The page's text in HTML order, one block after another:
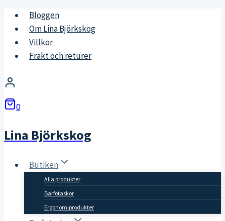
Skip
content
Bloggen
Om Lina Björkskog
Villkor
Frakt och returer
0
Lina Björkskog
Butiken
Alla produkter
Barfotaskor
Ergonomiprodukter